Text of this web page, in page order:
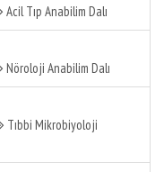
Acil Tıp Anabilim Dalı
Nöroloji Anabilim Dalı
Tıbbi Mikrobiyoloji